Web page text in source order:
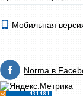
Мобильная
Norma в